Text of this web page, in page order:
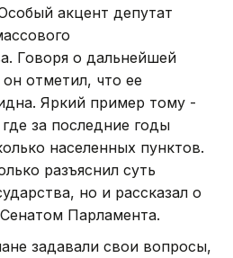
акцент депутат
Говоря о дальнейшей
отметил, что ее
Яркий пример тому -
за последние годы
населенных пунктов.
разъяснил суть
но и рассказал о
Парламента.
задавали свои вопросы,